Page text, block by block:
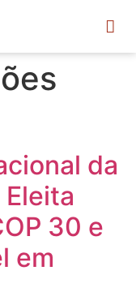
da
30 e
em